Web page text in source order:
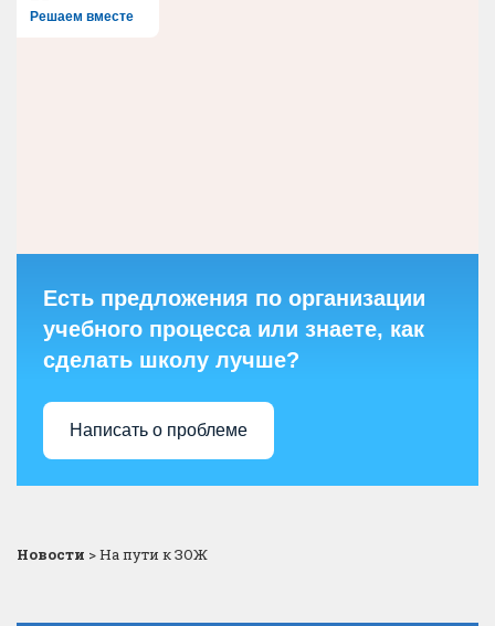
Решаем вместе
Есть предложения по организации
учебного процесса или знаете, как
сделать школу лучше?
Написать о проблеме
Новости >На пути к ЗОЖ